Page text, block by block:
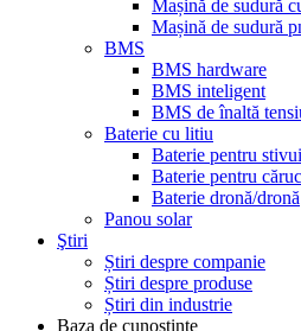
Mașină de sudură
Mașină de sudură
BMS
BMS hardware
BMS inteligent
BMS de înaltă
Baterie cu litiu
Baterie pentru
Baterie pentru
Baterie dronă/dronă
Panou solar
Ştiri
Știri despre companie
Știri despre produse
Știri din industrie
Baza de cunoștințe